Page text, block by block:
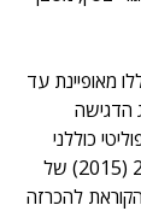
מאופיינת עד
הדגישה
כוללני
בסוריה, בהתאם להחלטה 2254 (2015) של
הקוראת להכרזה